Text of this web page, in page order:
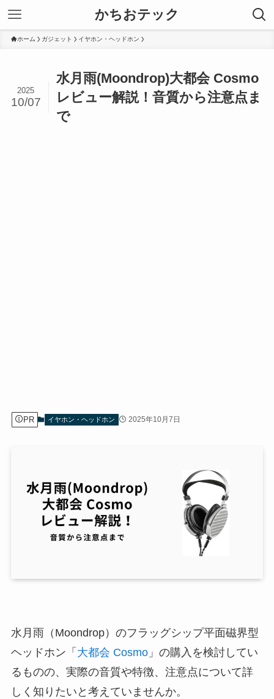
かちおテック
ホーム ガジェット イヤホン・ヘッドホン
水月雨(Moondrop)大都会 Cosmo
レビュー解説！音質から注意点ま
で
2025
10/07
PR イヤホン・ヘッドホン 2025年10月7日
水月雨（Moondrop）のフラッグシップ平面磁界型
ヘッドホン「 大都会 Cosmo」の購入を検討してい
るものの、実際の音質や特徴、注意点について詳
しく知りたいと考えていませんか。